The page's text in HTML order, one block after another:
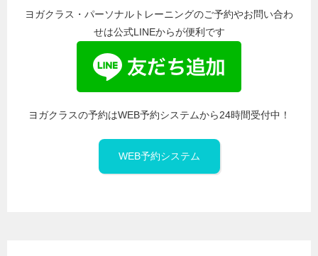
ヨガクラス・パーソナルトレーニングのご予約やお問い合わ
せは公式LINEからが便利です
ヨガクラスの予約はWEB予約システムから24時間受付中！
WEB予約システム